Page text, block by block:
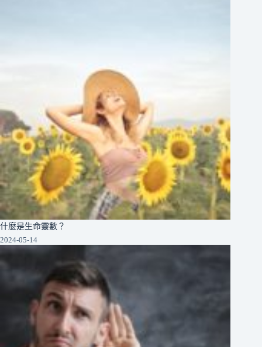
什麼是生命靈數？
2024-05-14